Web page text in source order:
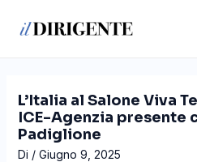
L’Italia al Salone Viva
ICE-Agenzia presente
Padiglione
Di / Giugno 9, 2025
articoli